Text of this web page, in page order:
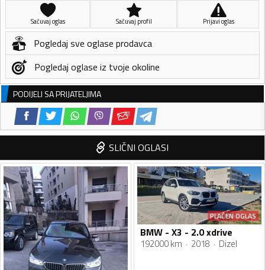
Sačuvaj oglas Sačuvaj profil Prijavi oglas
Pogledaj sve oglase prodavca
Pogledaj oglase iz tvoje okoline
PODIJELI SA PRIJATELJIMA
SLIČNI OGLASI
PLAĆEN OGLAS
BMW - X3 - 2.0 xdrive
192000 km 2018 Dizel